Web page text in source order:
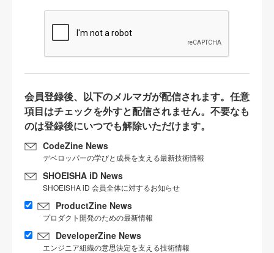
会員登録後、以下のメルマガが配信されます。任意
項目はチェックを外すと配信されません。不要なも
のは登録後にいつでも解除いただけます。
CodeZine News
デベロッパーの学びと成長を支える最新技術情報
SHOEISHA iD News
SHOEISHA iD 会員全体に対するお知らせ
ProductZine News
プロダクト開発のための最新情報
DeveloperZine News
エンジニア組織の意思決定を支える技術情報